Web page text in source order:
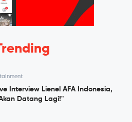
Interview Lienel AFA Indonesia,
Datang Lagi!"